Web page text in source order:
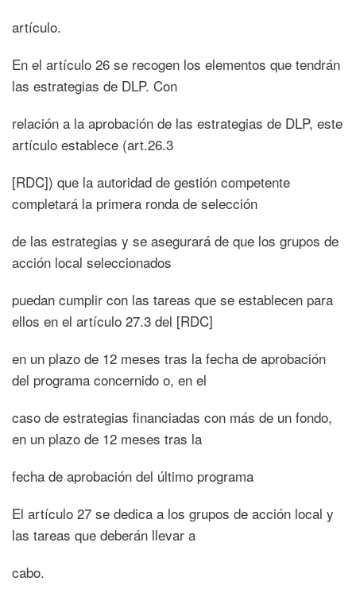
artículo.
En el artículo 26 se recogen los elementos que tendrán
las estrategias de DLP. Con
relación a la aprobación de las estrategias de DLP, este
artículo establece (art.26.3
[RDC]) que la autoridad de gestión competente
completará la primera ronda de selección
de las estrategias y se asegurará de que los grupos de
acción local seleccionados
puedan cumplir con las tareas que se establecen para
ellos en el artículo 27.3 del [RDC]
en un plazo de 12 meses tras la fecha de aprobación
del programa concernido o, en el
caso de estrategias financiadas con más de un fondo,
en un plazo de 12 meses tras la
fecha de aprobación del último programa
El artículo 27 se dedica a los grupos de acción local y
las tareas que deberán llevar a
cabo.